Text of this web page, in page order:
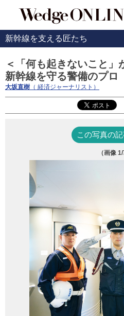
新幹線を支える匠たち
＜「何も起きないこと
新幹線を守る警備のプロ
大坂直樹 （ 経済ジャーナリスト）
この写真の
（画像 1/